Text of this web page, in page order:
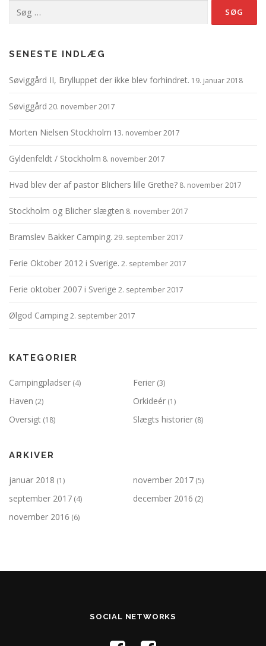
efter:
SENESTE INDLÆG
Søviggård II, Brylluppet der ikke blev forhindret. 19. januar 2018
Søviggård 20. november 2017
Morten Nielsen Stockholm 13. november 2017
Gyldenfeldt / Stockholm 8. november 2017
Hvad blev der af pastor Blichers lille Grethe? 8. november 2017
Stockholm og Blicher slægten 8. november 2017
Bramslev Bakker Camping. 29. september 2017
Ferie Oktober 2012 i Sverige. 2. september 2017
Ferie oktober 2007 i Sverige 2. september 2017
Ølgod Camping2. september 2017
KATEGORIER
Campingpladser (4) Ferier (3)
Haven (2) Orkideér (1)
Oversigt (18) Slægts historier (8)
ARKIVER
januar 2018 (1) november 2017 (5)
september 2017 (4) december 2016 (2)
november 2016 (6)
SOCIAL NETWORKS